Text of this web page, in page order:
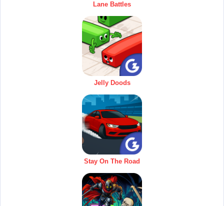
Lane Battles
Jelly Doods
Stay On The Road